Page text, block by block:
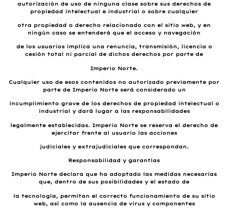
autorización de uso de ninguna clase sobre sus derechos de
propiedad intelectual e industrial o sobre cualquier
otra propiedad o derecho relacionado con el sitio web, y en
ningún caso se entenderá que el acceso y navegación
de los usuarios implica una renuncia, transmisión, licencia o
cesión total ni parcial de dichos derechos por parte de
Imperio Norte.
Cualquier uso de esos contenidos no autorizado previamente por
parte de Imperio Norte será considerado un
incumplimiento grave de los derechos de propiedad intelectual o
industrial y dará lugar a las responsabilidades
legalmente establecidas. Imperio Norte se reserva el derecho de
ejercitar frente al usuario las acciones
judiciales y extrajudiciales que correspondan.
Responsabilidad y garantías
Imperio Norte declara que ha adoptado las medidas necesarias
que, dentro de sus posibilidades y el estado de
la tecnología, permitan el correcto funcionamiento de su sitio
web, así como la ausencia de virus y componentes